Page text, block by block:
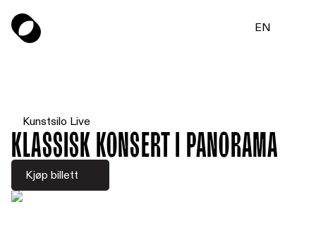
EN
Kunstsilo Live
Klassisk konsert i Panorama
Kjøp billett